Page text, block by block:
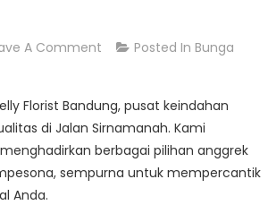
A Comment On
Anggrek
Di
Jalan
Sirnamanah
Posted In Bunga
Florist Bandung, pusat keindahan
di Jalan Sirnamanah. Kami
berbagai pilihan anggrek
sempurna untuk mempercantik
Anda.